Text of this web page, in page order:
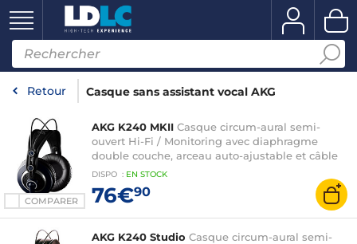
Retour Casque sans assistant vocal AKG
COMPARER
AKG K240 MKII Casque circum-aural semi-
ouvert Hi-Fi / Monitoring avec diaphragme
double couche, arceau auto-ajustable et câble
détachable
DISPO : EN STOCK
76€90
AKG K240 Studio Casque circum-aural semi-